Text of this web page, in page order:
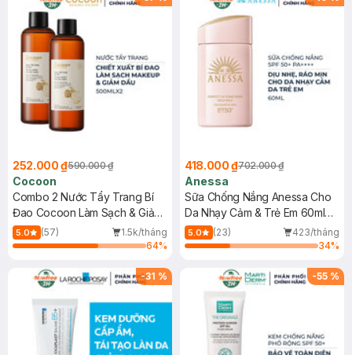
252.000 ₫590.000 ₫
Cocoon
Combo 2 Nước Tẩy Trang Bí
Đao Cocoon Làm Sạch & Giảm
Dầu 500ml
5.0 (57)
1.5k/tháng
64%
418.000 ₫702.000 ₫
Anessa
Sữa Chống Nắng Anessa Cho
Da Nhạy Cảm & Trẻ Em 60ml
(Mới)
5.0 (23)
423/tháng
34%
-31 % -55 %